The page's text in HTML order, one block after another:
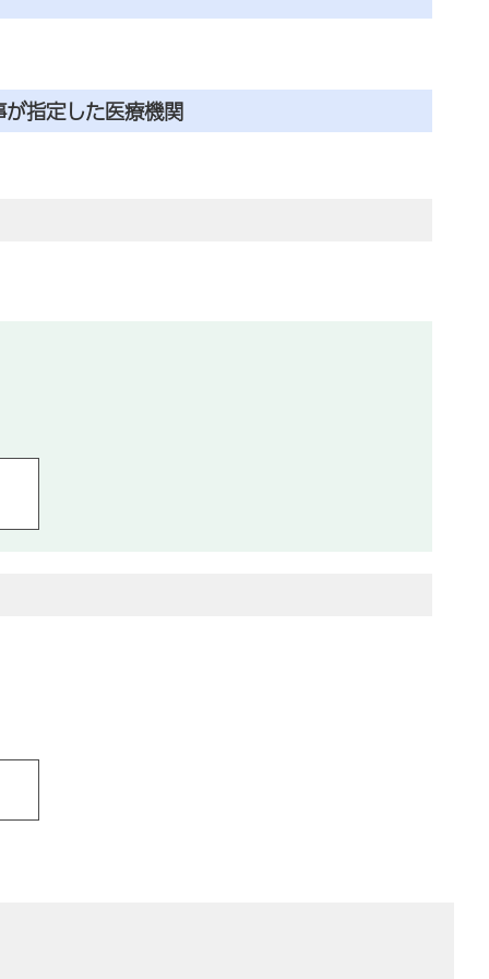
指定した医療機関